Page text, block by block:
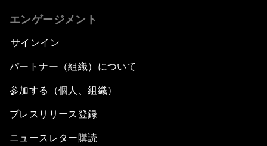
エンゲージメント
サインイン
パートナー（組織）について
参加する（個人、組織）
プレスリリース登録
ニュースレター購読